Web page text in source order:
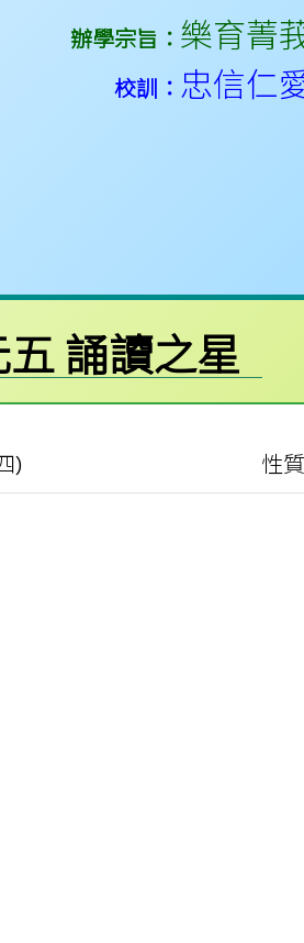
辦學宗旨： 樂育菁
校訓： 忠信仁
五 誦讀之星
) 性